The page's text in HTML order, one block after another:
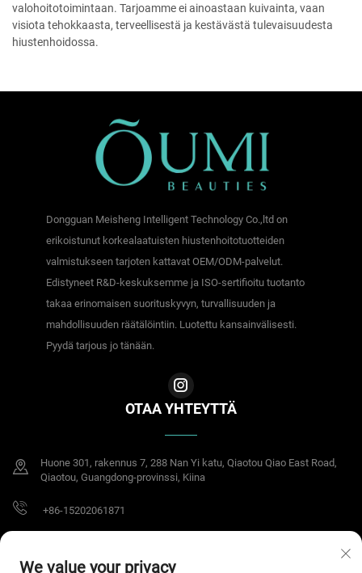
valohoitotoimintaan. Tarjoamme ei ainoastaan kuivainta, vaan
visiota tehokkaasta, terveellisestä ja kestävästä tulevaisuudesta
hiustenhoidossa.
Dongguan Meisheng Intelligent Technology Co.,ltd on
erikoistunut korkealaatuisten hiustenhoitotuotteiden
valmistukseen tarjoten kattavat OEM/ODM-palvelut.
Edistyneet R&D-keskuksemme ja ISO-sertifioitu tuotanto
takaa erinomaisen suorituskyvyn, turvallisuuden ja
mahdollisuuden räätälöintiin. Luotettu kansainvälisesti.
Pyydä tarjous jo tänään.
OTAA YHTEYTTÄ
Huone 301, rakennus 7, 288 Nan Yi katu, Qiaotou Qiao East Road,
Qiaotou, Guangdong-provinssi, Kiina
+86-15202061871
We value your privacy